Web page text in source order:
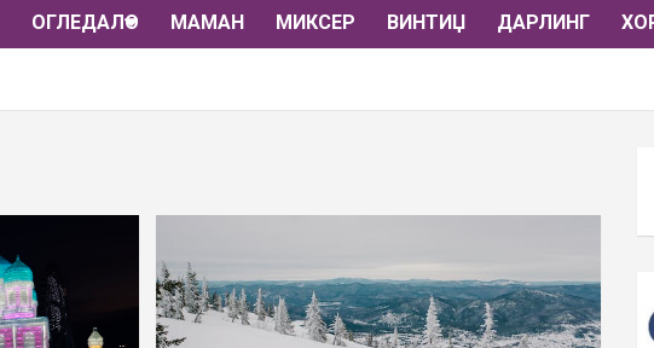
ОГЛЕДАЛО МАМАН МИКСЕР ВИНТИЏ ДАРЛИНГ